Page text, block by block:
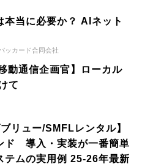
当に必要か？ AIネット
ッカード合同会社
動通信企画官】ローカル
て
リュー/SMFLレンタル】
ド 導入・実装が一番簡単
テムの実用例 25-26年最新